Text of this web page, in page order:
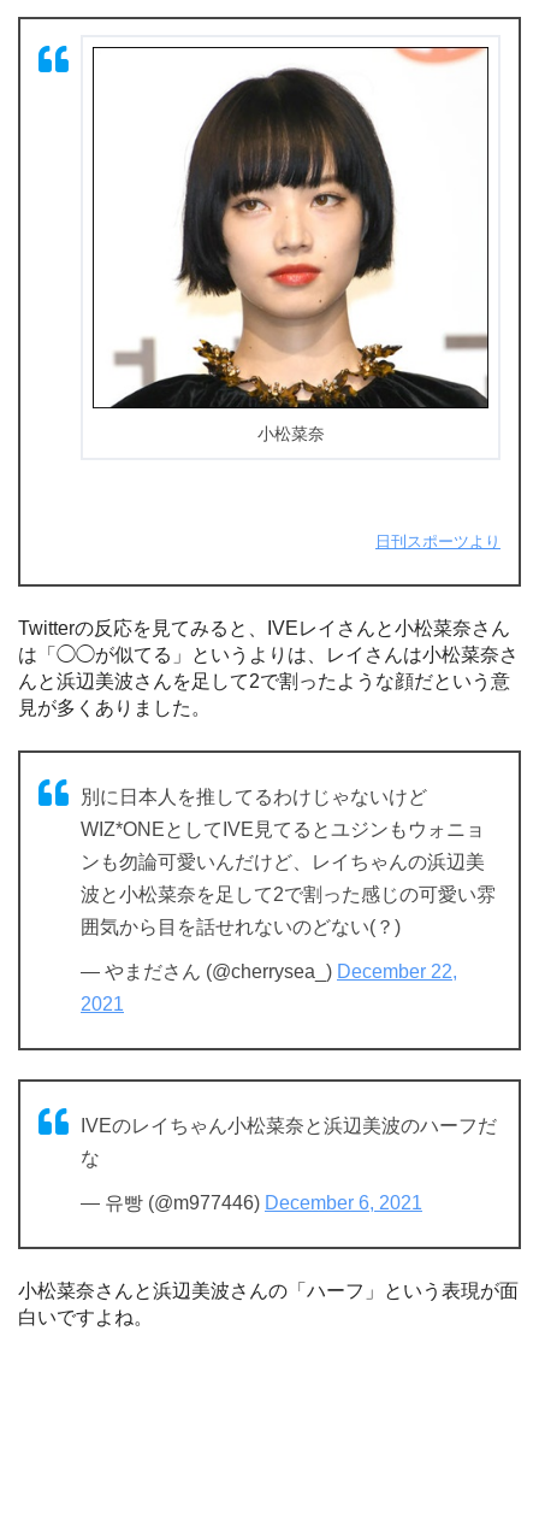
小松菜奈
日刊スポーツより
Twitterの反応を見てみると、IVEレイさんと小松菜奈さん
は「◯◯が似てる」というよりは、レイさんは小松菜奈さ
んと浜辺美波さんを足して2で割ったような顔だという意
見が多くありました。
別に日本人を推してるわけじゃないけど
WIZ*ONEとしてIVE見てるとユジンもウォニョ
ンも勿論可愛いんだけど、レイちゃんの浜辺美
波と小松菜奈を足して2で割った感じの可愛い雰
囲気から目を話せれないのどない(？)
— やまださん (@cherrysea_) December 22,
2021
IVEのレイちゃん小松菜奈と浜辺美波のハーフだ
な
— 유빵 (@m977446) December 6, 2021
小松菜奈さんと浜辺美波さんの「ハーフ」という表現が面
白いですよね。